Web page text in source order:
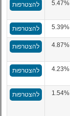
5.47% להצטרפות
5.39% להצטרפות
4.87% להצטרפות
4.23% להצטרפות
1.54% להצטרפות